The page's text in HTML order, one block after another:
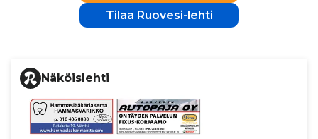
Tilaa Ruovesi-lehti
Näköislehti